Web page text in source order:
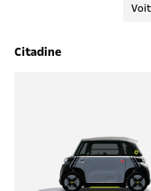
Citadine